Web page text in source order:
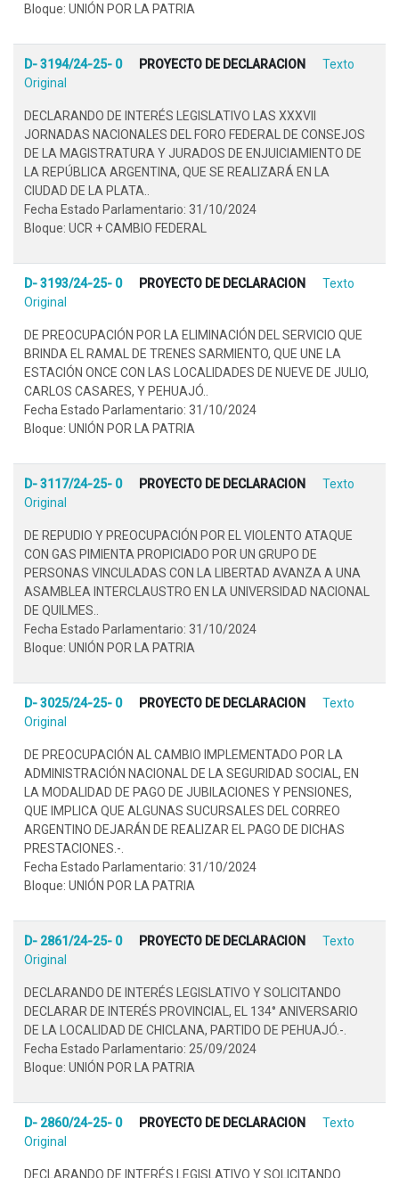
Bloque: UNIÓN POR LA PATRIA
D- 3194/24-25- 0 PROYECTO DE DECLARACION
Texto
Original
DECLARANDO DE INTERÉS LEGISLATIVO LAS XXXVII
JORNADAS NACIONALES DEL FORO FEDERAL DE CONSEJOS
DE LA MAGISTRATURA Y JURADOS DE ENJUICIAMIENTO DE
LA REPÚBLICA ARGENTINA, QUE SE REALIZARÁ EN LA
CIUDAD DE LA PLATA..
Fecha Estado Parlamentario: 31/10/2024
Bloque: UCR + CAMBIO FEDERAL
D- 3193/24-25- 0 PROYECTO DE DECLARACION
Texto
Original
DE PREOCUPACIÓN POR LA ELIMINACIÓN DEL SERVICIO QUE
BRINDA EL RAMAL DE TRENES SARMIENTO, QUE UNE LA
ESTACIÓN ONCE CON LAS LOCALIDADES DE NUEVE DE JULIO,
CARLOS CASARES, Y PEHUAJÓ..
Fecha Estado Parlamentario: 31/10/2024
Bloque: UNIÓN POR LA PATRIA
D- 3117/24-25- 0 PROYECTO DE DECLARACION
Texto
Original
DE REPUDIO Y PREOCUPACIÓN POR EL VIOLENTO ATAQUE
CON GAS PIMIENTA PROPICIADO POR UN GRUPO DE
PERSONAS VINCULADAS CON LA LIBERTAD AVANZA A UNA
ASAMBLEA INTERCLAUSTRO EN LA UNIVERSIDAD NACIONAL
DE QUILMES..
Fecha Estado Parlamentario: 31/10/2024
Bloque: UNIÓN POR LA PATRIA
D- 3025/24-25- 0 PROYECTO DE DECLARACION
Texto
Original
DE PREOCUPACIÓN AL CAMBIO IMPLEMENTADO POR LA
ADMINISTRACIÓN NACIONAL DE LA SEGURIDAD SOCIAL, EN
LA MODALIDAD DE PAGO DE JUBILACIONES Y PENSIONES,
QUE IMPLICA QUE ALGUNAS SUCURSALES DEL CORREO
ARGENTINO DEJARÁN DE REALIZAR EL PAGO DE DICHAS
PRESTACIONES.-.
Fecha Estado Parlamentario: 31/10/2024
Bloque: UNIÓN POR LA PATRIA
D- 2861/24-25- 0 PROYECTO DE DECLARACION
Texto
Original
DECLARANDO DE INTERÉS LEGISLATIVO Y SOLICITANDO
DECLARAR DE INTERÉS PROVINCIAL, EL 134° ANIVERSARIO
DE LA LOCALIDAD DE CHICLANA, PARTIDO DE PEHUAJÓ.-.
Fecha Estado Parlamentario: 25/09/2024
Bloque: UNIÓN POR LA PATRIA
D- 2860/24-25- 0 PROYECTO DE DECLARACION
Texto
Original
DECLARANDO DE INTERÉS LEGISLATIVO Y SOLICITANDO